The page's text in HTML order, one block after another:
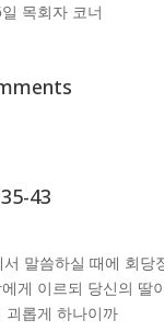
목회자 코너
43
말씀하실 때에 회당
게 이르되 당신의 딸
괴롭게 하나이까